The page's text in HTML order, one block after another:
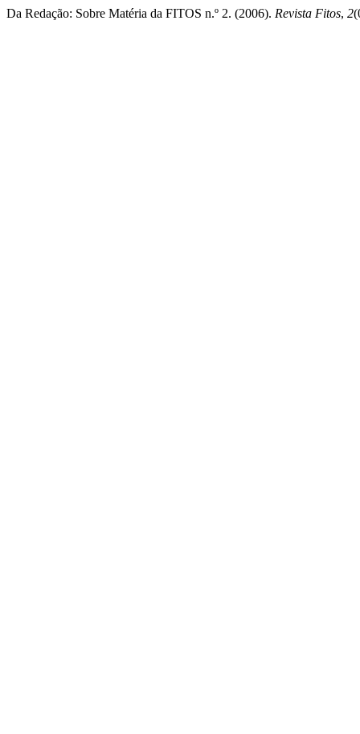
Da Redação: Sobre Matéria da FITOS n.º 2. (2006). Revista Fitos, 2